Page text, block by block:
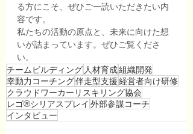
る方にこそ、ぜひご一読いただきたい内
容です。
私たちの活動の原点と、未来に向けた想
いが詰まっています。ぜひご覧くださ
い。
チームビルディング 人材育成組織開発
幸動力コーチング伴走型支援経営者向け研修
クラウドワーカーリスキリング協会
レゴ®シリアスプレイ 外部参謀コーチ
インタビュー